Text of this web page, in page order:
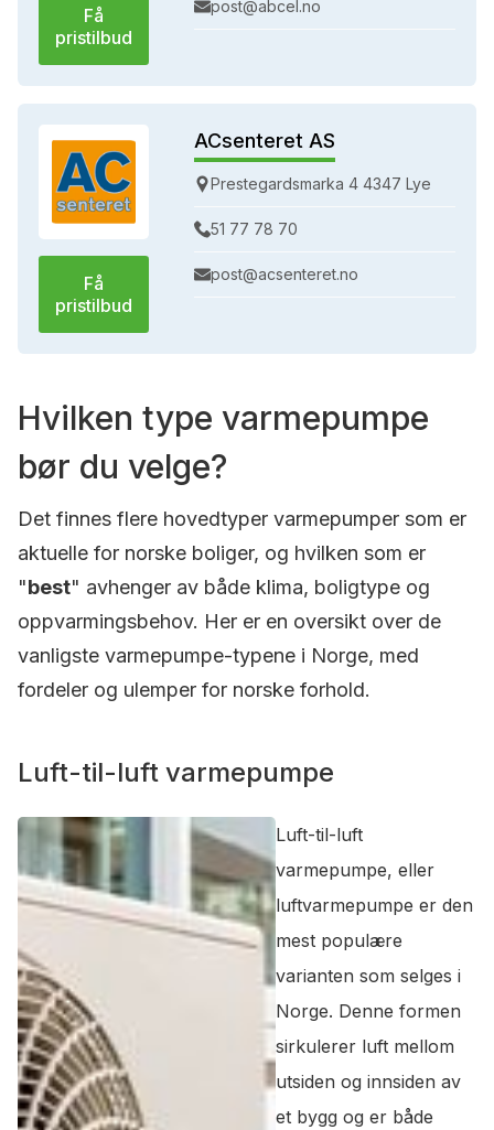
Få
pristilbud
post@abcel.no
Få
pristilbud
ACsenteret AS
Prestegardsmarka 4 4347 Lye
51 77 78 70
post@acsenteret.no
Hvilken type varmepumpe
bør du velge?
Det finnes flere hovedtyper varmepumper som er
aktuelle for norske boliger, og hvilken som er
"best" avhenger av både klima, boligtype og
oppvarmingsbehov. Her er en oversikt over de
vanligste varmepumpe-typene i Norge, med
fordeler og ulemper for norske forhold.
Luft-til-luft varmepumpe
Luft-til-luft
varmepumpe, eller
luftvarmepumpe er den
mest populære
varianten som selges i
Norge. Denne formen
sirkulerer luft mellom
utsiden og innsiden av
et bygg og er både